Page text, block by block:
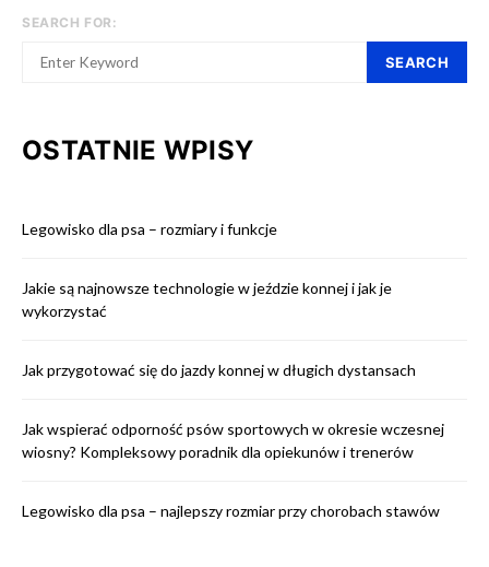
SEARCH FOR:
SEARCH
OSTATNIE WPISY
Legowisko dla psa – rozmiary i funkcje
Jakie są najnowsze technologie w jeździe konnej i jak je
wykorzystać
Jak przygotować się do jazdy konnej w długich dystansach
Jak wspierać odporność psów sportowych w okresie wczesnej
wiosny? Kompleksowy poradnik dla opiekunów i trenerów
Legowisko dla psa – najlepszy rozmiar przy chorobach stawów